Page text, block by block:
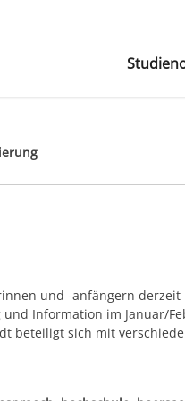
und -anfängern
Information im Januar/
beteiligt sich mit